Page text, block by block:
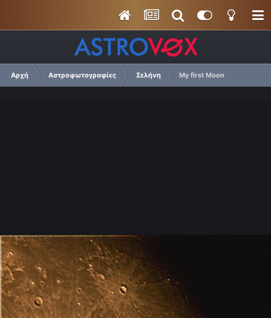
Αρχή Αστροφωτογραφίες Σελήνη My first Moon